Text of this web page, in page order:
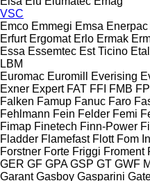
VSC
Emco Emmegi Emsa Enerpac
Erfurt Ergomat Erlo Ermak
Essa Essemtec Est Ticino
LBM
Euromac Euromill Everising
Exner Expert FAT FFI FMB
Falken Famup Fanuc Faro
Fehlmann Fein Felder Femi
Fimap Finetech Finn-Power
Fladder Flamefast Flott Fom
Forstner Forte Friggi Froment
GER GF GPA GSP GT GWF
Garant Gasboy Gasparini